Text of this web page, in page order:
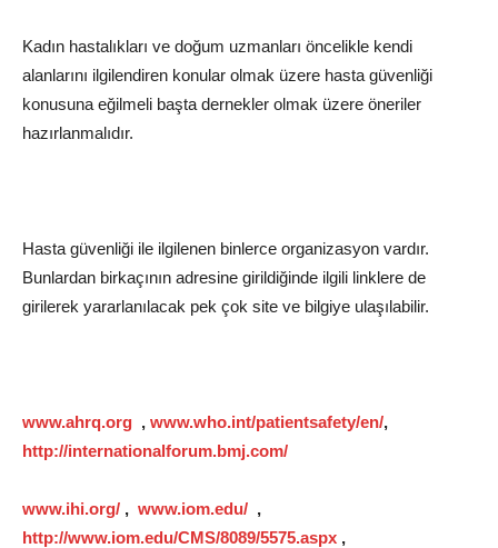
Kadın hastalıkları ve doğum uzmanları öncelikle kendi
alanlarını ilgilendiren konular olmak üzere hasta güvenliği
konusuna eğilmeli başta dernekler olmak üzere öneriler
hazırlanmalıdır.
Hasta güvenliği ile ilgilenen binlerce organizasyon vardır.
Bunlardan birkaçının adresine girildiğinde ilgili linklere de
girilerek yararlanılacak pek çok site ve bilgiye ulaşılabilir.
www.ahrq.org , www.who.int/patientsafety/en/,
http://internationalforum.bmj.com/
www.ihi.org/ , www.iom.edu/ ,
http://www.iom.edu/CMS/8089/5575.aspx ,